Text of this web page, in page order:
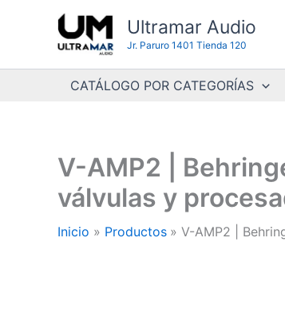
contenido
Ultramar Audio
Jr. Paruro 1401 Tienda 120
CATÁLOGO POR CATEGORÍAS
V-AMP2 |
válvulas y
Inicio Productos V-AMP2 |